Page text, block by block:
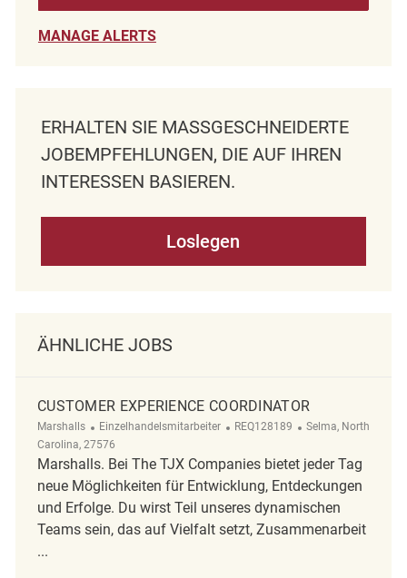
MANAGE ALERTS
ERHALTEN SIE MASSGESCHNEIDERTE J
OBEMPFEHLUNGEN, DIE AUF IHREN I
NTERESSEN BASIEREN.
Loslegen
ÄHNLICHE JOBS
CUSTOMER EXPERIENCE COORDINATOR
Marshalls Kategorie
Einzelhandelsmitarbeiter ReqId
REQ128189 Ort
Selma, North
Carolina, 27576
Marshalls. Bei The TJX Companies bietet jeder Tag
neue Möglichkeiten für Entwicklung, Entdeckungen
und Erfolge. Du wirst Teil unseres dynamischen
Teams sein, das auf Vielfalt setzt, Zusammenarbeit
...